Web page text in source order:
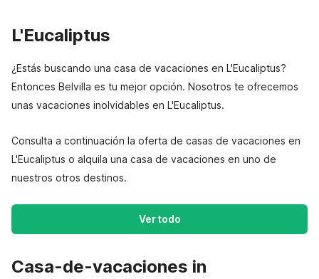
L'Eucaliptus
¿Estás buscando una casa de vacaciones en L'Eucaliptus?
Entonces Belvilla es tu mejor opción. Nosotros te ofrecemos
unas vacaciones inolvidables en L'Eucaliptus.
Consulta a continuación la oferta de casas de vacaciones en
L'Eucaliptus o alquila una casa de vacaciones en uno de
nuestros otros destinos.
Ver todo
Casa-de-vacaciones in